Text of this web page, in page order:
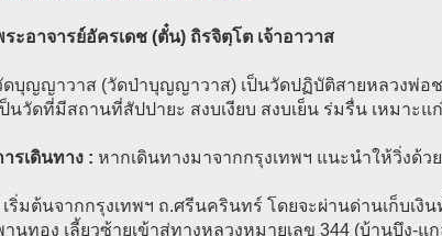
ระอาจารย์อัครเดช (ตั๋น) ถิรจิตฺโต เจ้าอาวาส
ดบุญญาวาส (วัดป่าบุญญาวาส) เป็นวัดปฏิบัติสายหลวงพ่อ
ป็นวัดที่มีสถานที่สัปปายะ สงบเงียบ สงบเย็น ร่มรื่น เหมาะแ
ารเดินทาง : หากเดินทางมาจากกรุงเทพฯ แนะนำให้วิ่งด้ว
เริ่มต้นจากกรุงเทพฯ ถ.ศรีนครินทร์ โดยจะผ่านด่านเก็บเ
านทอง เลี้ยวซ้ายเข้าสู่ทางหลวงหมายเลข 344 (บ้านบึง-